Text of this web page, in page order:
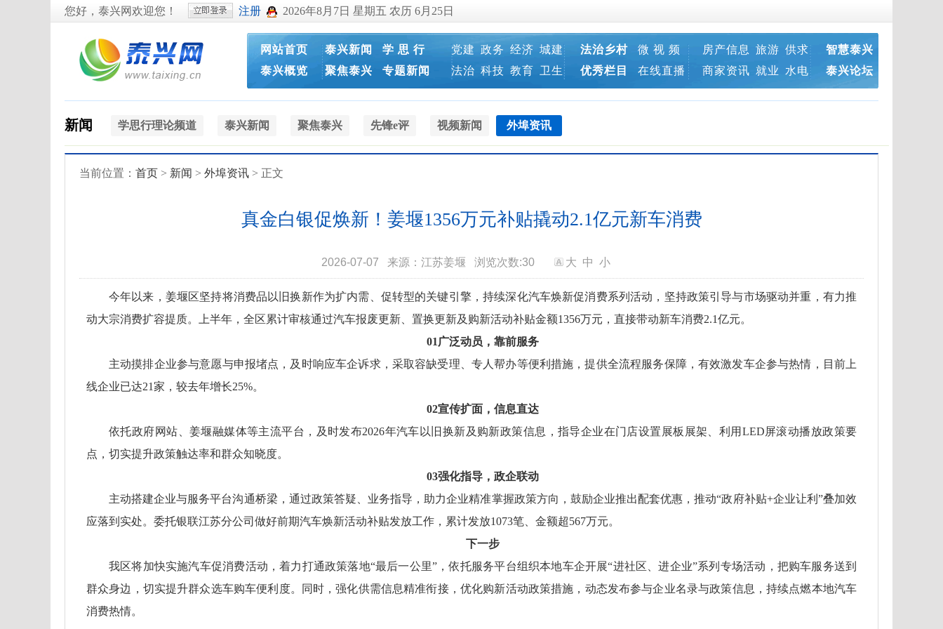
您好，泰兴网欢迎您！ 注册 2026年8月7日 星期五 农历 6月25日
网站首页
泰兴概览
泰兴新闻
学 思 行
聚焦泰兴
专题新闻
党建 政务 经济 城建
法治 科技 教育 卫生
法治乡村
微 视 频
优秀栏目
在线直播
房产信息 旅游 供求
商家资讯 就业 水电
智慧泰兴
泰兴论坛
新闻 学思行理论频道 泰兴新闻 聚焦泰兴 先锋e评 视频新闻 外埠资讯
当前位置： 首页 > 新闻 > 外埠资讯 > 正文
真金白银促焕新！姜堰1356万元补贴撬动2.1亿元新车消费
2026-07-07 来源：江苏姜堰 浏览次数:30 大 中 小
今年以来，姜堰区坚持将消费品以旧换新作为扩内需、促转型的关键引擎，持续深化汽车焕新促消费系列活动，坚持政策引导与市场驱动并重，有力推
动大宗消费扩容提质。上半年，全区累计审核通过汽车报废更新、置换更新及购新活动补贴金额1356万元，直接带动新车消费2.1亿元。
01 广泛动员，靠前服务
主动摸排企业参与意愿与申报堵点，及时响应车企诉求，采取容缺受理、专人帮办等便利措施，提供全流程服务保障，有效激发车企参与热情，目前上
线企业已达21家，较去年增长25%。
02宣传扩面，信息直达
依托政府网站、姜堰融媒体等主流平台，及时发布2026年汽车以旧换新及购新政策信息，指导企业在门店设置展板展架、利用LED屏滚动播放政策要
点，切实提升政策触达率和群众知晓度。
03强化指导，政企联动
主动搭建企业与服务平台沟通桥梁，通过政策答疑、业务指导，助力企业精准掌握政策方向，鼓励企业推出配套优惠，推动“政府补贴+企业让利”叠加效
应落到实处。委托银联江苏分公司做好前期汽车焕新活动补贴发放工作，累计发放1073笔、金额超567万元。
下一步
我区将加快实施汽车促消费活动，着力打通政策落地“最后一公里”，依托服务平台组织本地车企开展“进社区、进企业”系列专场活动，把购车服务送到
群众身边，切实提升群众选车购车便利度。同时，强化供需信息精准衔接，优化购新活动政策措施，动态发布参与企业名录与政策信息，持续点燃本地汽车
消费热情。